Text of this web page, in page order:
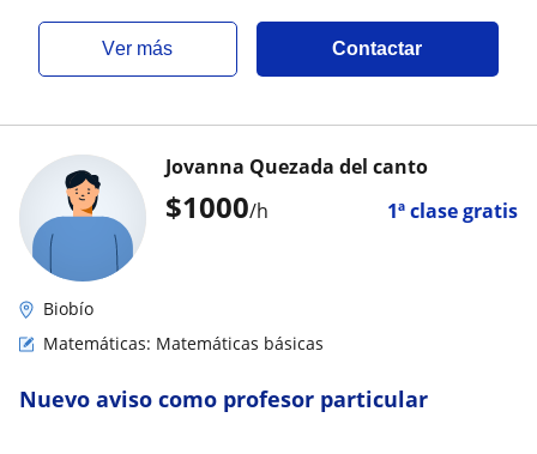
ver más Contactar
$1000/h 1ª clase gratis
Jovanna Quezada del canto
Biobío
Matemáticas: Matemáticas básicas
Nuevo aviso como profesor particular